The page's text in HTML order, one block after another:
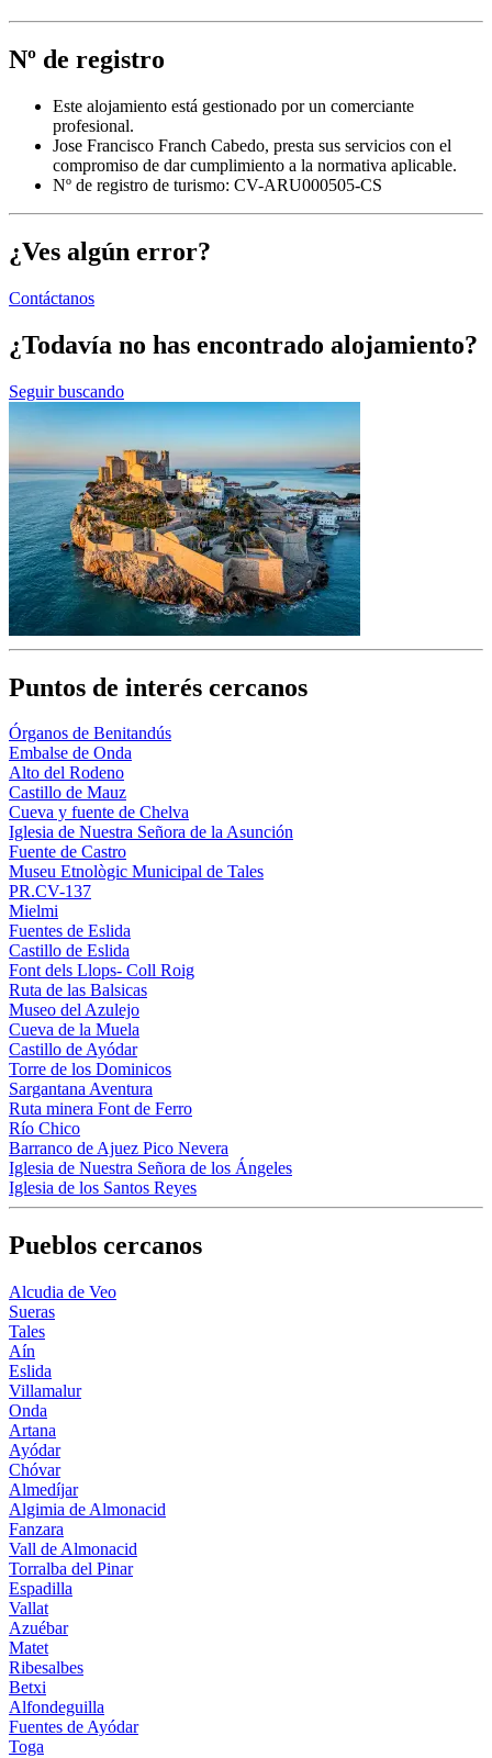
Nº de registro
Este alojamiento está gestionado por un comerciante
profesional.
Jose Francisco Franch Cabedo, presta sus servicios con el
compromiso de dar cumplimiento a la normativa aplicable.
Nº de registro de turismo: CV-ARU000505-CS
¿Ves algún error?
Contáctanos
¿Todavía no has encontrado alojamiento?
Seguir buscando
Puntos de interés cercanos
Órganos de Benitandús
Embalse de Onda
Alto del Rodeno
Castillo de Mauz
Cueva y fuente de Chelva
Iglesia de Nuestra Señora de la Asunción
Fuente de Castro
Museu Etnològic Municipal de Tales
PR.CV-137
Mielmi
Fuentes de Eslida
Castillo de Eslida
Font dels Llops- Coll Roig
Ruta de las Balsicas
Museo del Azulejo
Cueva de la Muela
Castillo de Ayódar
Torre de los Dominicos
Sargantana Aventura
Ruta minera Font de Ferro
Río Chico
Barranco de Ajuez Pico Nevera
Iglesia de Nuestra Señora de los Ángeles
Iglesia de los Santos Reyes
Pueblos cercanos
Alcudia de Veo
Sueras
Tales
Aín
Eslida
Villamalur
Onda
Artana
Ayódar
Chóvar
Almedíjar
Algimia de Almonacid
Fanzara
Vall de Almonacid
Torralba del Pinar
Espadilla
Vallat
Azuébar
Matet
Ribesalbes
Betxi
Alfondeguilla
Fuentes de Ayódar
Toga